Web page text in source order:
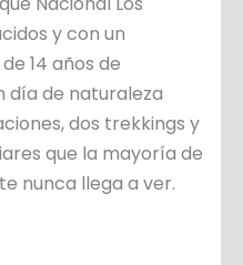
y con un
14 años de
día de naturaleza
dos trekkings y
que la mayoría de
nunca llega a ver.